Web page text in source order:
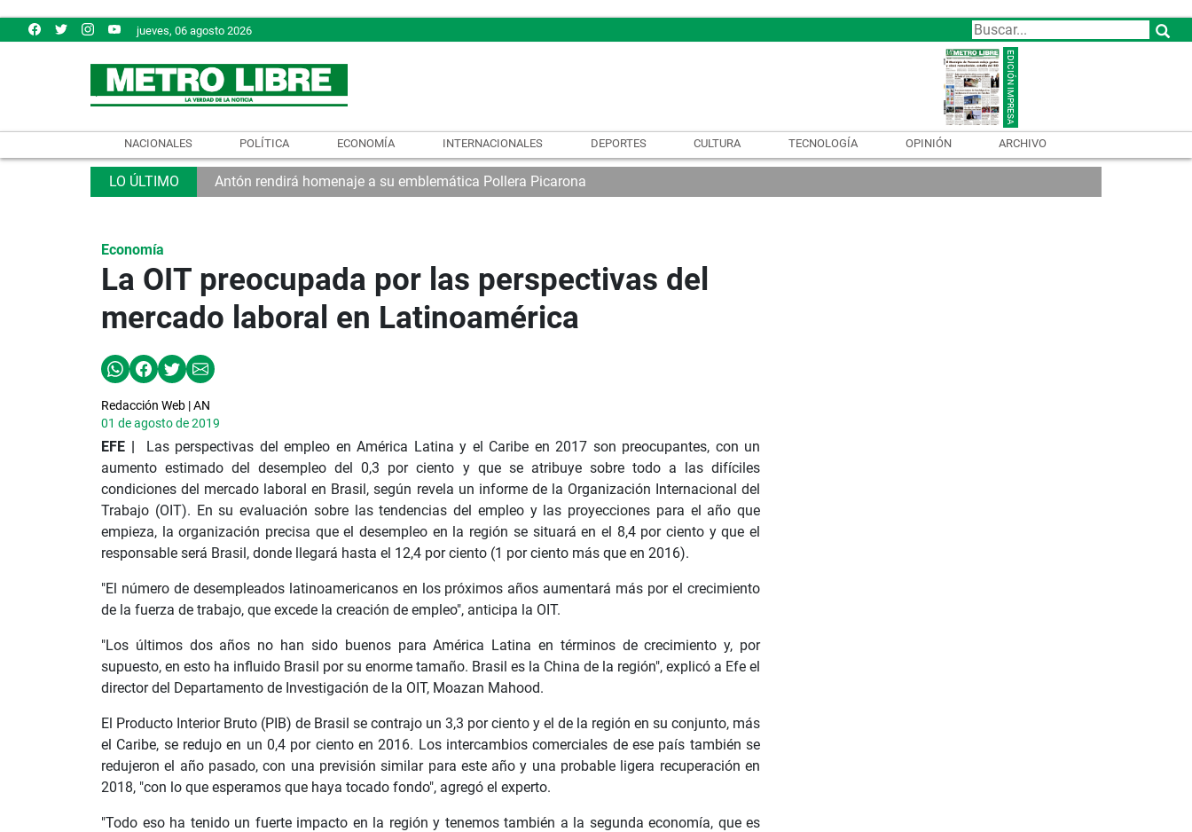
jueves, 06 agosto 2026
NACIONALES POLÍTICA ECONOMÍA INTERNACIONALES DEPORTES CULTURA TECNOLOGÍA OPINIÓN ARCHIVO
Antón rendirá homenaje a su emblemática Pollera Picarona
Economía
La OIT preocupada por las perspectivas del
mercado laboral en Latinoamérica
Redacción Web | AN
01 de agosto de 2019
EFE | Las perspectivas del empleo en América Latina y el Caribe en 2017 son preocupantes, con un
aumento estimado del desempleo del 0,3 por ciento y que se atribuye sobre todo a las difíciles
condiciones del mercado laboral en Brasil, según revela un informe de la Organización Internacional del
Trabajo (OIT). En su evaluación sobre las tendencias del empleo y las proyecciones para el año que
empieza, la organización precisa que el desempleo en la región se situará en el 8,4 por ciento y que el
responsable será Brasil, donde llegará hasta el 12,4 por ciento (1 por ciento más que en 2016).
"El número de desempleados latinoamericanos en los próximos años aumentará más por el crecimiento
de la fuerza de trabajo, que excede la creación de empleo", anticipa la OIT.
"Los últimos dos años no han sido buenos para América Latina en términos de crecimiento y, por
supuesto, en esto ha influido Brasil por su enorme tamaño. Brasil es la China de la región", explicó a Efe el
director del Departamento de Investigación de la OIT, Moazan Mahood.
El Producto Interior Bruto (PIB) de Brasil se contrajo un 3,3 por ciento y el de la región en su conjunto, más
el Caribe, se redujo en un 0,4 por ciento en 2016. Los intercambios comerciales de ese país también se
redujeron el año pasado, con una previsión similar para este año y una probable ligera recuperación en
2018, "con lo que esperamos que haya tocado fondo", agregó el experto.
"Todo eso ha tenido un fuerte impacto en la región y tenemos también a la segunda economía, que es